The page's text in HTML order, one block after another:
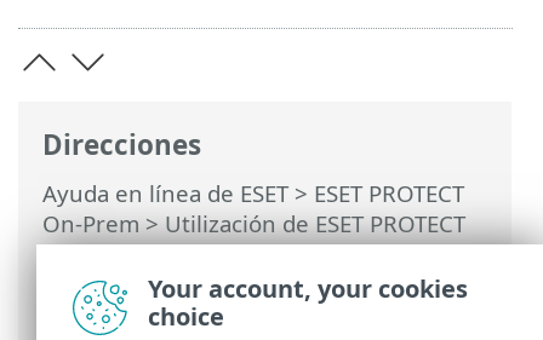
Direcciones
Ayuda en línea de ESET> ESET PROTECT
On-Prem>Utilización de ESET PROTECT
On-Prem>ESET PROTECT On-Prem Menú
principal
>Tareas>Tareas del cliente>
Actualización del sistema operativo
Your account, your cookies
choice